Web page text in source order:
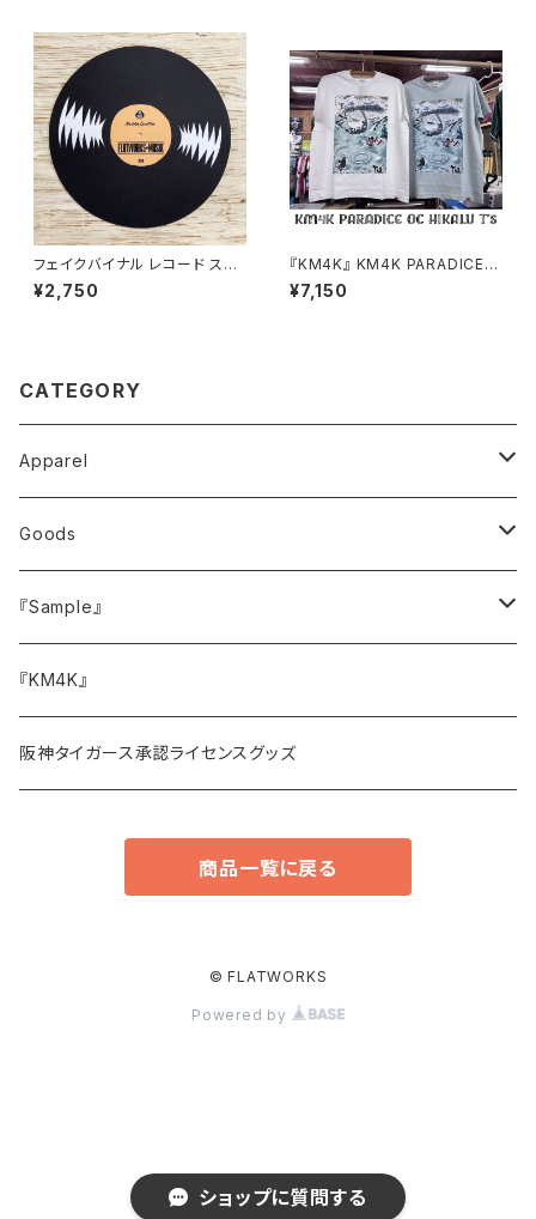
ショップに質問する
フェイクバイナル レコード スリ
ップマット ターンテーブルマット
フェルト製 12インチ
¥2,750
『KM4K』 KM4K PARADICE O
¥7,150
CATEGORY
Apparel
トップス
Tシャツ
スウェット
ボトムス
Goods
キャップ・ハット
バッグ
その他小物
『Sample』
サイドメニュー
『KM4K』
阪神タイガース承認ライセンスグッズ
商品一覧に戻る
© FLATWORKS
Powered by